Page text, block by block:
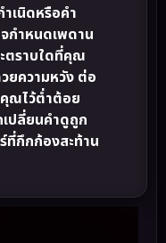
ำเนิดหรือคำ
กำหนดเพดาน
ตราบใดที่คุณ
ยความหวัง ต่อ
ณไว้ต่ำต้อย
ปลี่ยนคำดูถูก
ที่กึกก้องสะท้าน